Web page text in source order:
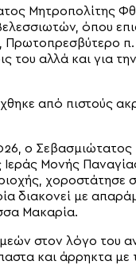
Μητροπολίτης
όπου
π.
του αλλά και για
από πιστούς
ο Σεβασμιώτατος
Μονής
χοροστάτησε
διακονεί με
Μακαρία.
στον λόγο του
και άρρηκτα με